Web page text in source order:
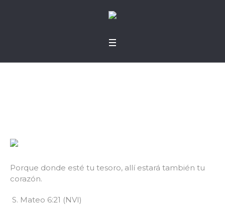
Porque donde esté tu tesoro, allí estará también tu
corazón.
S. Mateo 6:21 (NVI)